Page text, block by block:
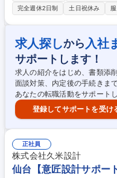
立場に立ち、現場に根差した施工を続けてきた こ
につながっています。 【堅実
を活かして、意義のあ る社会
て免震構造のビルを建 設した
います。財務体質も極 めて良
中、驚異の50％を実現！安 定し
【全国】建築設備積算業務職
完全週休2日制
土日祝休み
求人探しから 入社
サポートします！
求人の紹介をはじめ、書類添
面談対策、内定後の手続きま
あなたの転職活動をサポートし
登録してサポートを受け
正社員
株式会社久米設計
仙台【意匠設計サポー